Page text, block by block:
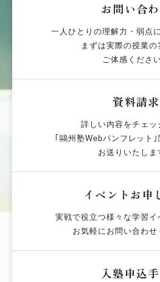
お問い合
一人ひとりの理解力・弱点
まずは実際の授業の
ご体感ください
資料請求
詳しい内容をチェッ
｢鷗州塾Webパンフレット
お送りいたしま
イベントお申
実戦で役立つ様々な学習イ
お気軽にお問い合わせ
入塾申込